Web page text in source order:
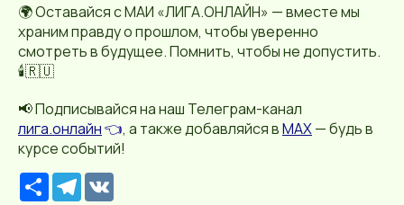
🌍 Оставайся с МАИ «ЛИГА.ОНЛАЙН» — вместе мы
храним правду о прошлом, чтобы уверенно
смотреть в будущее. Помнить, чтобы не допустить.
🕯️🇷🇺
📢 Подписывайся на наш Телеграм-канал
лига.онлайн👈, а также добавляйся вMAX— будь в
курсе событий!
Р
е
T
e